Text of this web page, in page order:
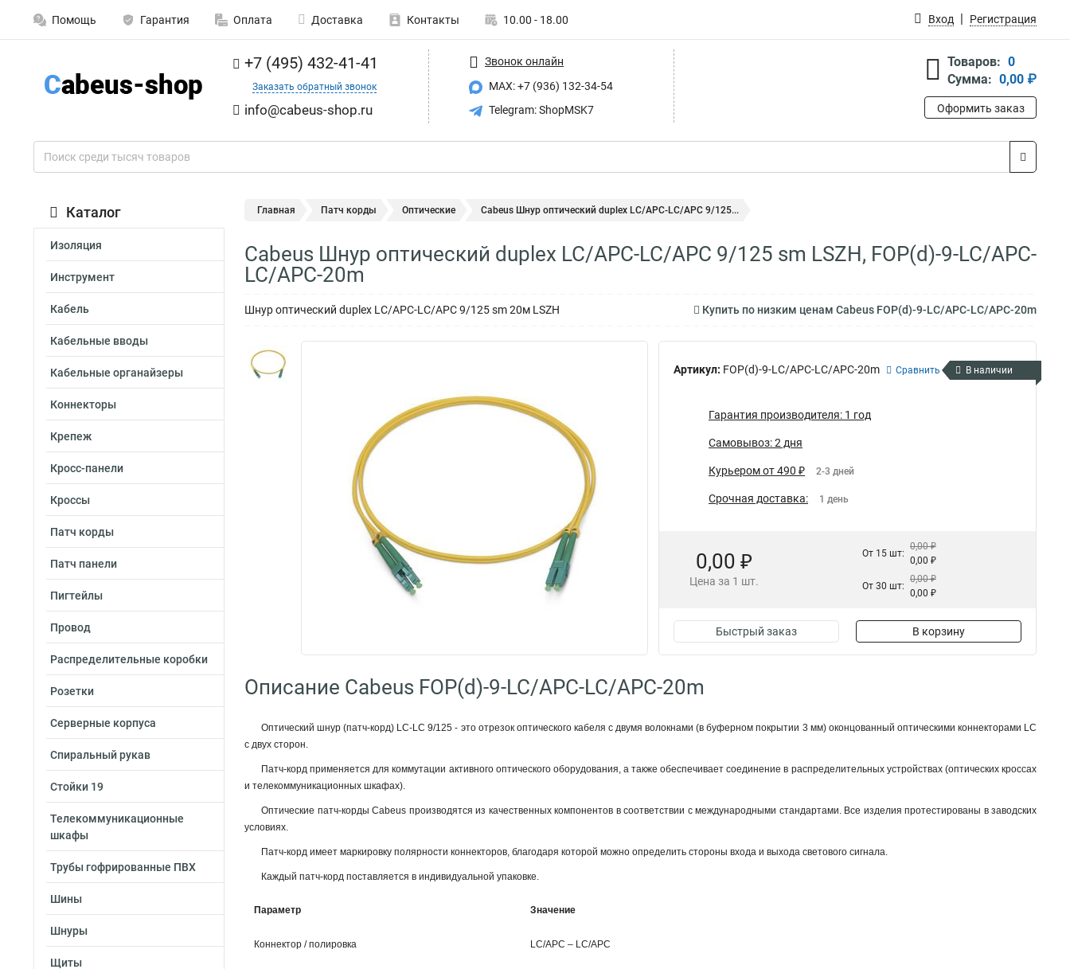
Помощь Гарантия Оплата Доставка Контакты 10.00 - 18.00 Вход Регистрация
+7 (495) 432-41-41
Заказать обратный звонок
info@cabeus-shop.ru
Звонок онлайн
MAX: +7 (936) 132-34-54
Telegram: ShopMSK7
Товаров: 0
Сумма: 0,00 ₽
Оформить заказ
Каталог
Изоляция
Инструмент
Кабель
Кабельные вводы
Кабельные органайзеры
Коннекторы
Крепеж
Кросс-панели
Кроссы
Патч корды
Патч панели
Пигтейлы
Провод
Распределительные коробки
Розетки
Серверные корпуса
Спиральный рукав
Стойки 19
Телекоммуникационные
шкафы
Трубы гофрированные ПВХ
Шины
Шнуры
Щиты
Главная Патч корды Оптические Cabeus Шнур оптический duplex LC/APC-LC/APC 9/125...
Cabeus Шнур оптический duplex LC/APC-LC/APC 9/125 sm LSZH, FOP(d)-9-LC/APC-
LC/APC-20m
Шнур оптический duplex LC/APC-LC/APC 9/125 sm 20м LSZH Купить по низким ценам Cabeus FOP(d)-9-LC/APC-LC/APC-20m
Артикул: FOP(d)-9-LC/APC-LC/APC-20m Сравнить В наличии
Гарантия производителя: 1 год
Самовывоз: 2 дня
Курьером от 490 ₽ 2-3 дней
Срочная доставка: 1 день
0,00 ₽
Цена за 1 шт.
От 15 шт:
0,00 ₽
0,00 ₽
От 30 шт:
0,00 ₽
0,00 ₽
Быстрый заказ В корзину
Описание Cabeus FOP(d)-9-LC/APC-LC/APC-20m
Оптический шнур (патч-корд) LC-LC 9/125 - это отрезок оптического кабеля c двумя волокнами (в буферном покрытии 3 мм) оконцованный оптическими коннекторами LC
с двух сторон.
Патч-корд применяется для коммутации активного оптического оборудования, а также обеспечивает соединение в распределительных устройствах (оптических кроссах
и телекоммуникационных шкафах).
Оптические патч-корды Cabeus производятся из качественных компонентов в соответствии с международными стандартами. Все изделия протестированы в заводских
условиях.
Патч-корд имеет маркировку полярности коннекторов, благодаря которой можно определить стороны входа и выхода светового сигнала.
Каждый патч-корд поставляется в индивидуальной упаковке.
Параметр Значение
Коннектор / полировка LC/APC – LC/APC